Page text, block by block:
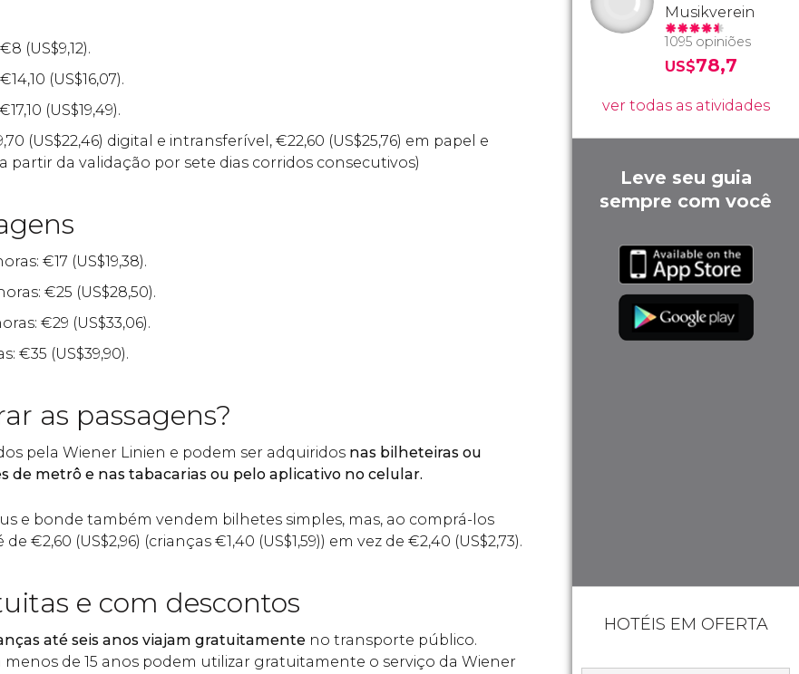
€8 (US$9,12).
€14,10 (US$16,07).
€17,10 (US$19,49).
(US$22,46) digital e intransferível, €22,60 (US$25,76) em papel e
partir da validação por sete dias corridos consecutivos)
€17 (US$19,38).
€25 (US$28,50).
€29 (US$33,06).
€35 (US$39,90).
as passagens?
pela Wiener Linien e podem ser adquiridos nas bilheteiras ou
de metrô e nas tabacarias ou pelo aplicativo no celular.
e bonde também vendem bilhetes simples, mas, ao comprá-los
de €2,60 (US$2,96) (crianças €1,40 (US$1,59)) em vez de €2,40 (US$2,73).
e com descontos
até seis anos viajam gratuitamente no transporte público.
menos de 15 anos podem utilizar gratuitamente o serviço da Wiener
Musikverein
1095 opiniões
US$78,7
ver todas as atividades
Leve seu guia
sempre com você
HOTÉIS EM OFERTA